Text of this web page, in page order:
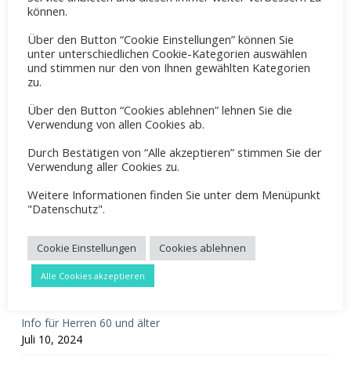
Tennis Sommercamp für Kinder und Jugendliche 2026
Mai 31, 2026
Familientreff 2026
OGS Training Mai 2026
Mai 8, 2026
Mixedturnier 2026
März 23, 2026
Februar 24, 2026
Unterstützung der Jugendabteilung
August 2, 2025
Info für Herren 60 und älter
Juli 10, 2024
können.
Über den Button “Cookie Einstellungen” können Sie
unter unterschiedlichen Cookie-Kategorien auswählen
und stimmen nur den von Ihnen gewählten Kategorien
zu.
Über den Button “Cookies ablehnen” lehnen Sie die
Verwendung von allen Cookies ab.
Durch Bestätigen von “Alle akzeptieren” stimmen Sie der
Verwendung aller Cookies zu.
Weitere Informationen finden Sie unter dem Menüpunkt
"Datenschutz".
Cookie Einstellungen Cookies ablehnen
Alle Cookies akzeptieren